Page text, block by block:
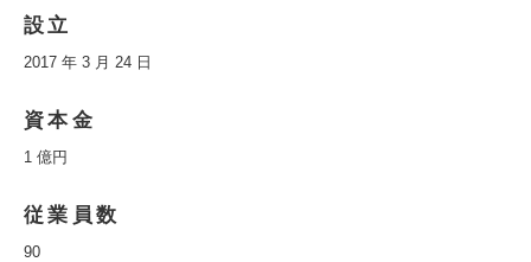
設立
2017 年 3 月 24 日
資本金
1 億円
従業員数
90